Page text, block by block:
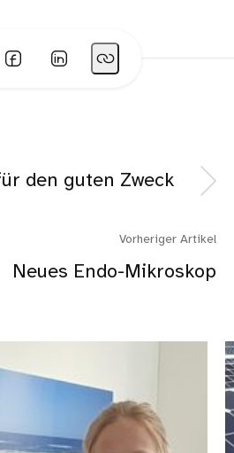
den guten Zweck
Vorheriger Artikel
Neues Endo-Mikroskop